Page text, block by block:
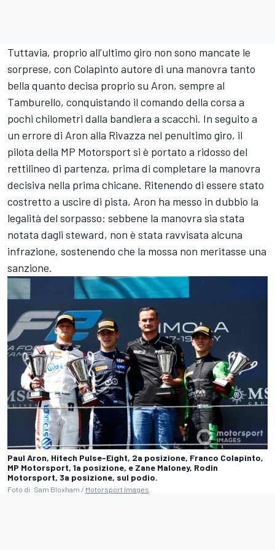
Tuttavia, proprio all’ultimo giro non sono mancate le
sorprese, con Colapinto autore di una manovra tanto
bella quanto decisa proprio su Aron, sempre al
Tamburello, conquistando il comando della corsa a
pochi chilometri dalla bandiera a scacchi. In seguito a
un errore di Aron alla Rivazza nel penultimo giro, il
pilota della MP Motorsport si è portato a ridosso del
rettilineo di partenza, prima di completare la manovra
decisiva nella prima chicane. Ritenendo di essere stato
costretto a uscire di pista, Aron ha messo in dubbio la
legalità del sorpasso: sebbene la manovra sia stata
notata dagli steward, non è stata ravvisata alcuna
infrazione, sostenendo che la mossa non meritasse una
sanzione.
Paul Aron, Hitech Pulse-Eight, 2a posizione, Franco Colapinto,
MP Motorsport, 1a posizione, e Zane Maloney, Rodin
Motorsport, 3a posizione, sul podio.
Foto di: Sam Bloxham / Motorsport Images